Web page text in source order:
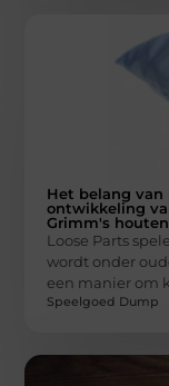
Het belang van
ontwikkeling
Grimm's
Loose Parts
wordt onder
een manier om
Speelgoed Dump